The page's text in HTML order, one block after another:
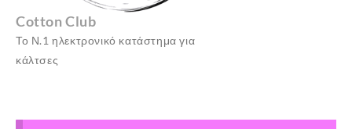
Cotton Club
Το Ν.1 ηλεκτρονικό κατάστημα για
κάλτσες